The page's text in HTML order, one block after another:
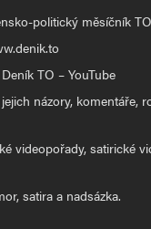
politický měsíčník TO
TO – YouTube
názory, komentáře,
videopořady, satirické
satira a nadsázka.